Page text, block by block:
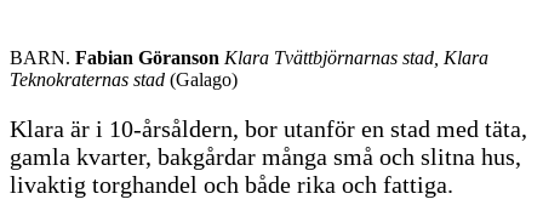
BARN. Fabian Göranson Klara Tvättbjörnarnas stad, Klara
Teknokraternas stad (Galago)
Klara är i 10-årsåldern, bor utanför en stad med täta,
gamla kvarter, bakgårdar många små och slitna hus,
livaktig torghandel och både rika och fattiga.